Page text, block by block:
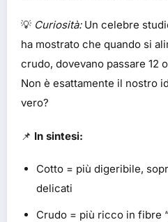
💡 Curiosità:Un celebre
ha mostrato che quando si
crudo, dovevano passare 12
Non è esattamente il nostro
vero?
📌 In sintesi:
Cotto = più digeribile,
delicati
Crudo = più ricco in fibre